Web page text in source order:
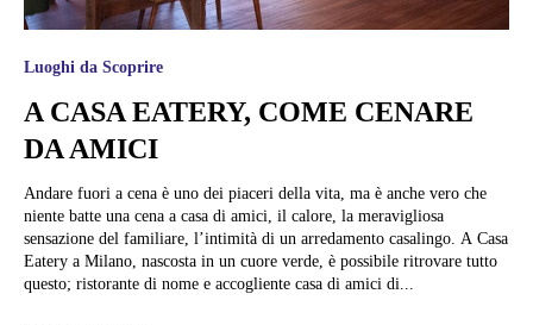
Luoghi da Scoprire
A CASA EATERY, COME CENARE
DA AMICI
Andare fuori a cena è uno dei piaceri della vita, ma è anche vero che
niente batte una cena a casa di amici, il calore, la meravigliosa
sensazione del familiare, l’intimità di un arredamento casalingo. A Casa
Eatery a Milano, nascosta in un cuore verde, è possibile ritrovare tutto
questo; ristorante di nome e accogliente casa di amici di...